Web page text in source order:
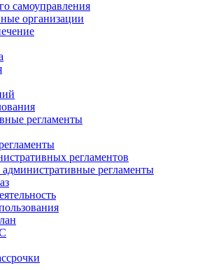
самоуправления
организации
регламенты
регламентов
регламенты